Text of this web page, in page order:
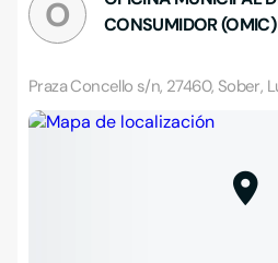
O
CONSUMIDOR (OMIC)
Praza Concello s/n, 27460, Sober,